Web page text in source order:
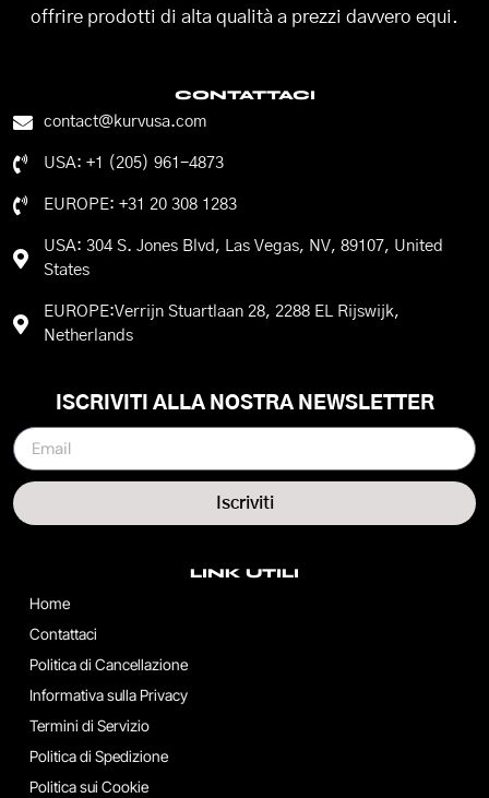
offrire prodotti di alta qualità a prezzi davvero equi.
CONTATTACI
contact@kurvusa.com
USA: +1 (205) 961-4873
EUROPE: +31 20 308 1283
USA: 304 S. Jones Blvd, Las Vegas, NV, 89107, United
States
EUROPE:Verrijn Stuartlaan 28, 2288 EL Rijswijk,
Netherlands
LINK UTILI
Home
Contattaci
Politica di Cancellazione
Informativa sulla Privacy
Termini di Servizio
Politica di Spedizione
Politica sui Cookie
ISCRIVITI ALLA NOSTRA NEWSLETTER
Iscriviti